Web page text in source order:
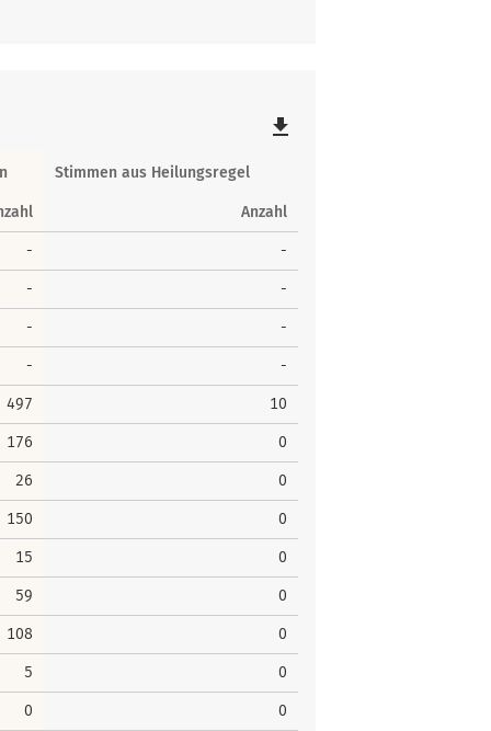
file_download
Stimmen aus Heilungsregel
Anzahl
- -
- -
- -
- -
497 10
176 0
26 0
150 0
15 0
59 0
108 0
5 0
0 0